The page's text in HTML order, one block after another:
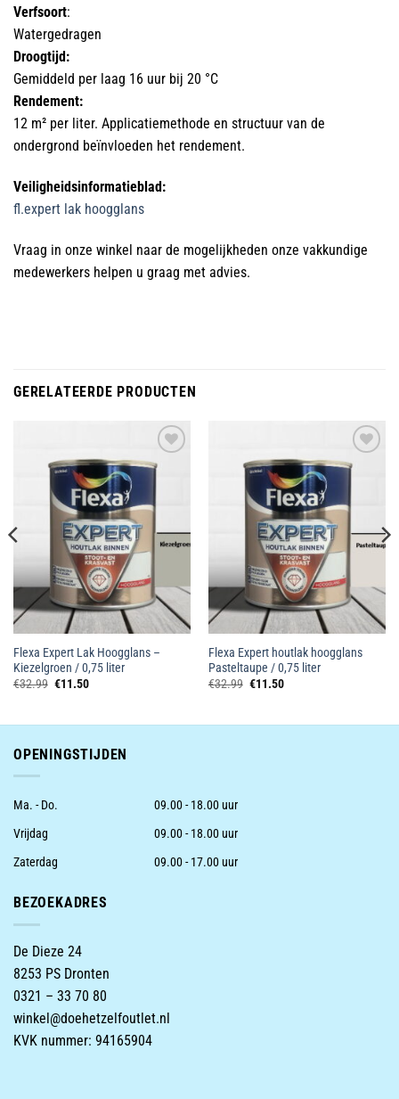
Verfsoort:
Watergedragen
Droogtijd:
Gemiddeld per laag 16 uur bij 20 °C
Rendement:
12 m² per liter. Applicatiemethode en structuur van de
ondergrond beïnvloeden het rendement.
Veiligheidsinformatieblad:
fl.expert lak hoogglans
Vraag in onze winkel naar de mogelijkheden onze vakkundige
medewerkers helpen u graag met advies.
GERELATEERDE PRODUCTEN
Toevoegen
Flexa Expert Lak Hoogglans –
Kiezelgroen / 0,75 liter
€32.99 Oorspronkelijke
€11.50Huidige
Toevoegen
Flexa Expert houtlak hoogglans
Pasteltaupe / 0,75 liter
€32.99 Oorspronkelijke
€11.50Huidige
OPENINGSTIJDEN
Ma. - Do.
09.00 - 18.00 uur
Vrijdag
09.00 - 18.00 uur
Zaterdag
09.00 - 17.00 uur
BEZOEKADRES
De Dieze 24
8253 PS Dronten
0321 – 33 70 80
winkel@doehetzelfoutlet.nl
KVK nummer: 94165904